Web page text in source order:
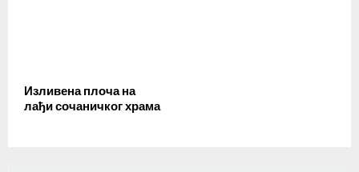
Изливена плоча на
лађи сочаничког храма